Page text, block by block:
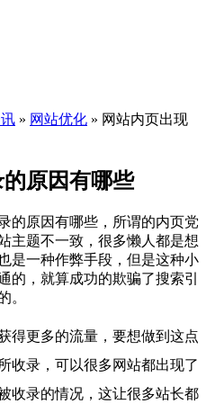
» 网站优化 » 网站内页出现
原因有哪些
的原因有哪些，所谓的内页党
主题不一致，很多懒人都是想
是一种作弊手段，但是这种小
的，就算成功的欺骗了搜索引
。
得更多的流量，要想做到这点
收录，可以很多网站都出现了
收录的情况，这让很多站长都